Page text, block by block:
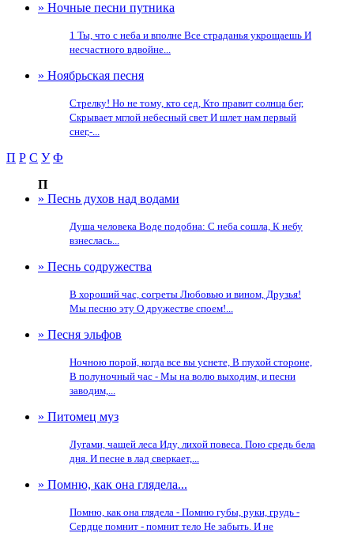
» Ночные песни путника
1 Ты, что с неба и вполне Все страданья укрощаешь И
несчастного вдвойне...
» Ноябрьская песня
Стрелку! Но не тому, кто сед, Кто правит солнца бег,
Скрывает мглой небесный свет И шлет нам первый
снег,-...
П Р С У Ф
П
» Песнь духов над водами
Душа человека Воде подобна: С неба сошла, К небу
взнеслась...
» Песнь содружества
В хороший час, согреты Любовью и вином, Друзья!
Мы песню эту О дружестве споем!...
» Песня эльфов
Ночною порой, когда все вы уснете, В глухой стороне,
В полуночный час - Мы на волю выходим, и песни
заводим,...
» Питомец муз
Лугами, чащей леса Иду, лихой повеса. Пою средь бела
дня. И песне в лад сверкает,...
» Помню, как она глядела...
Помню, как она глядела - Помню губы, руки, грудь -
Сердце помнит - помнит тело Не забыть. И не